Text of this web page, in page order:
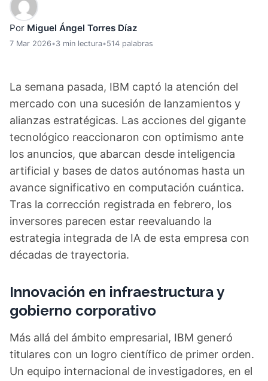
Por Miguel Ángel Torres Díaz
7 Mar 2026•3 min lectura•514 palabras
La semana pasada, IBM captó la atención del
mercado con una sucesión de lanzamientos y
alianzas estratégicas. Las acciones del gigante
tecnológico reaccionaron con optimismo ante
los anuncios, que abarcan desde inteligencia
artificial y bases de datos autónomas hasta un
avance significativo en computación cuántica.
Tras la corrección registrada en febrero, los
inversores parecen estar reevaluando la
estrategia integrada de IA de esta empresa con
décadas de trayectoria.
Innovación en infraestructura y
gobierno corporativo
Más allá del ámbito empresarial, IBM generó
titulares con un logro científico de primer orden.
Un equipo internacional de investigadores, en el